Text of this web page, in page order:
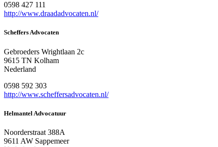
0598 427 111
http://www.draadadvocaten.nl/
Scheffers Advocaten
Gebroeders Wrightlaan 2c
9615 TN Kolham
Nederland
0598 592 303
http://www.scheffersadvocaten.nl/
Helmantel Advocatuur
Noorderstraat 388A
9611 AW Sappemeer